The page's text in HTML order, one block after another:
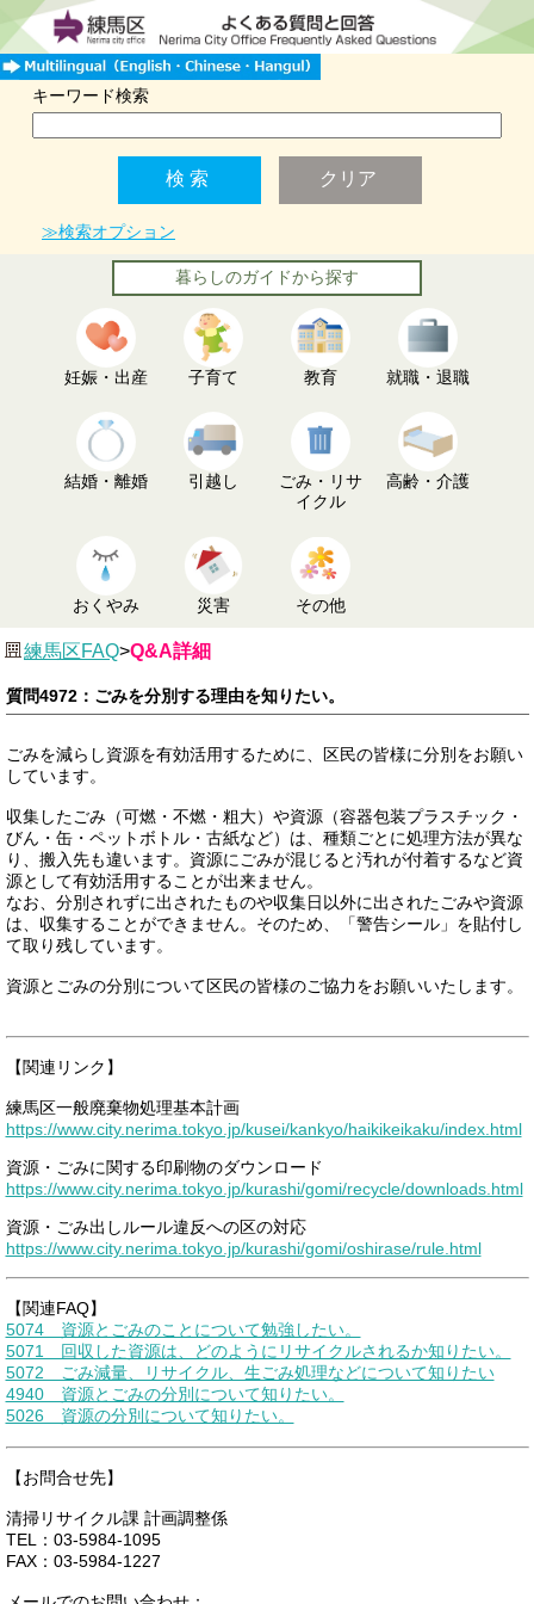
キーワード検索
≫検索オプション
暮らしのガイドから探す
妊娠・出産 子育て 教育 就職・退職
結婚・離婚 引越し
ごみ・リサ
イクル
高齢・介護
おくやみ 災害 その他
練馬区FAQ>Q&A詳細
質問4972：ごみを分別する理由を知りたい。
ごみを減らし資源を有効活用するために、区民の皆様に分別をお願い
しています。
収集したごみ（可燃・不燃・粗大）や資源（容器包装プラスチック・
びん・缶・ペットボトル・古紙など）は、種類ごとに処理方法が異な
り、搬入先も違います。資源にごみが混じると汚れが付着するなど資
源として有効活用することが出来ません。
なお、分別されずに出されたものや収集日以外に出されたごみや資源
は、収集することができません。そのため、「警告シール」を貼付し
て取り残しています。
資源とごみの分別について区民の皆様のご協力をお願いいたします。
【関連リンク】
練馬区一般廃棄物処理基本計画
https://www.city.nerima.tokyo.jp/kusei/kankyo/haikikeikaku/index.html
資源・ごみに関する印刷物のダウンロード
https://www.city.nerima.tokyo.jp/kurashi/gomi/recycle/downloads.html
資源・ごみ出しルール違反への区の対応
https://www.city.nerima.tokyo.jp/kurashi/gomi/oshirase/rule.html
【関連FAQ】
5074 資源とごみのことについて勉強したい。
5071 回収した資源は、どのようにリサイクルされるか知りたい。
5072 ごみ減量、リサイクル、生ごみ処理などについて知りたい
4940 資源とごみの分別について知りたい。
5026 資源の分別について知りたい。
【お問合せ先】
清掃リサイクル課 計画調整係
TEL：03-5984-1095
FAX：03-5984-1227